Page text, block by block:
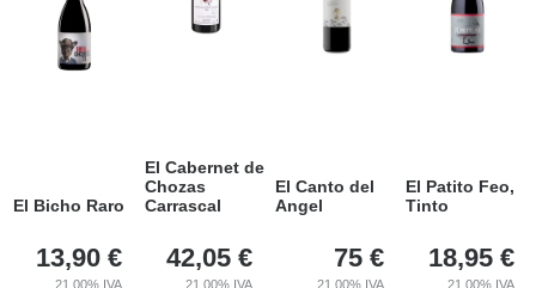
El Bicho Raro
13,90 €
21.00% IVA
El Cabernet de
Chozas
Carrascal
42,05 €
21.00% IVA
El Canto del
Angel
75 €
21.00% IVA
El Patito Feo,
Tinto
18,95 €
21.00% IVA